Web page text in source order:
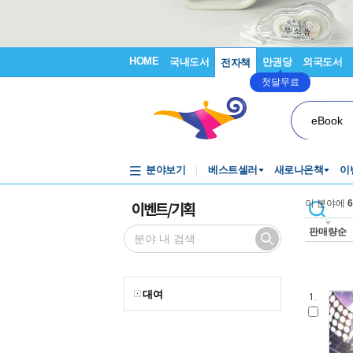
HOME 국내도서 전자책 만권당
첫달무료
외국도서
eBook
분야보기 베스트셀러 새로나온책 이
이벤트/기획
대여
이 분야에 6
판매량순
1.